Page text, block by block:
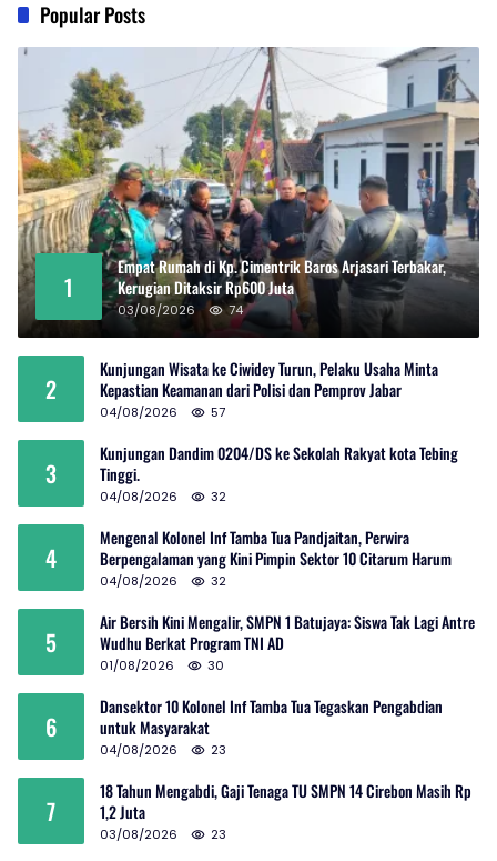
Popular Posts
1
Empat Rumah di Kp. Cimentrik Baros Arjasari Terbakar,
Kerugian Ditaksir Rp600 Juta
03/08/2026 74
2
Kunjungan Wisata ke Ciwidey Turun, Pelaku Usaha Minta
Kepastian Keamanan dari Polisi dan Pemprov Jabar
04/08/2026 57
3
Kunjungan Dandim 0204/DS ke Sekolah Rakyat kota Tebing
Tinggi.
04/08/2026 32
4
Mengenal Kolonel Inf Tamba Tua Pandjaitan, Perwira
Berpengalaman yang Kini Pimpin Sektor 10 Citarum Harum
04/08/2026 32
5
Air Bersih Kini Mengalir, SMPN 1 Batujaya: Siswa Tak Lagi Antre
Wudhu Berkat Program TNI AD
01/08/2026 30
6
Dansektor 10 Kolonel Inf Tamba Tua Tegaskan Pengabdian
untuk Masyarakat
04/08/2026 23
7
18 Tahun Mengabdi, Gaji Tenaga TU SMPN 14 Cirebon Masih Rp
1,2 Juta
03/08/2026 23